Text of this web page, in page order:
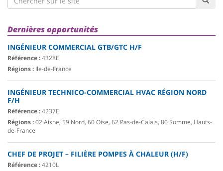
Dernières opportunités
INGÉNIEUR COMMERCIAL GTB/GTC H/F
Référence :4328E
Régions : Ile-de-France
INGÉNIEUR TECHNICO-COMMERCIAL HVAC RÉGION NORD
F/H
Référence :4237E
Régions :02 Aisne, 59 Nord, 60 Oise, 62 Pas-de-Calais, 80 Somme, Hauts-
de-France
CHEF DE PROJET – FILIÈRE POMPES À CHALEUR (H/F)
Référence :4210L